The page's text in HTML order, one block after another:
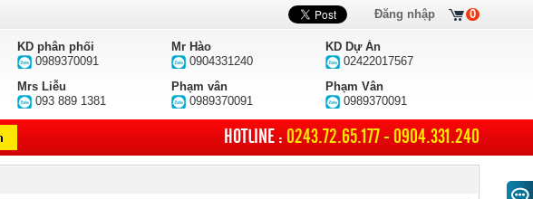
KD phân phối
0989370091
Mr Hào
0904331240
KD Dự Án
02422017567
Mrs Liễu
093 889 1381
Phạm vân
0989370091
Phạm Vân
0989370091
HOTLINE : 0243.72.65.177 - 0904.331.240
0
Đăng nhập